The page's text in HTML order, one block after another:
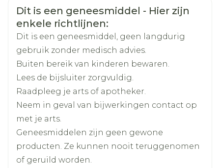
innamen
Maximale dosering: 200 mg twee maal per
dag
Aanbevolen dosering: 200 mg per dag, in
twee innamen
Maximale dosering: 400 mg per dag, in één
of twee innamen
Met of zonder voedsel
Merken Eurogenerics (EG)
Breedte
90 mm
Diepte 56 mm
Hoeveelheid
Verpakking
60
Veiligheidsinformatie
Dit is een geneesmiddel - Hier zijn
enkele richtlijnen:
Dit is een geneesmiddel, geen langdurig
gebruik zonder medisch advies.
Buiten bereik van kinderen bewaren.
Lees de bijsluiter zorgvuldig.
Raadpleeg je arts of apotheker.
Neem in geval van bijwerkingen contact op
met je arts.
Geneesmiddelen zijn geen gewone
producten. Ze kunnen nooit teruggenomen
of geruild worden.